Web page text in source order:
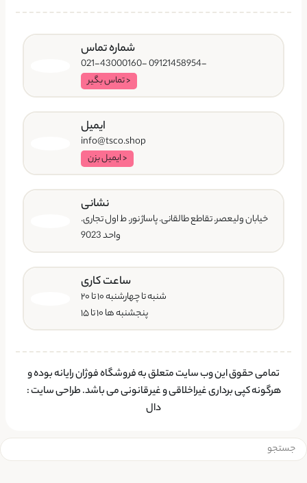
شماره تماس
-09121458954 -021-43000160
< تماس بگیر
ایمیل
info@tsco.shop
< ایمیل بزن
نشانی
خیابان ولیعصر. تقاطع طالقانی. پاساژ نور. ط اول تجاری.
واحد 9023
ساعت کاری
شنبه تا چهارشنبه ۱۰ تا ۲۰
پنجشنبه ها ۱۰ تا ۱۵
تمامی حقوق این وب سایت متعلق به فروشگاه فوژان رایانه بوده و
هرگونه کپی برداری غیراخلاقی و غیرقانونی می باشد.طراحی سایت:
دال